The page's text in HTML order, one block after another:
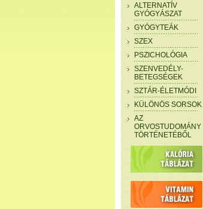
ALTERNATÍV
GYÓGYÁSZAT
GYÓGYTEÁK
SZEX
PSZICHOLÓGIA
SZENVEDÉLY-
BETEGSÉGEK
SZTÁR-ÉLETMÓDI
KÜLÖNÖS SORSOK
AZ
ORVOSTUDOMÁNY
TÖRTÉNETÉBŐL